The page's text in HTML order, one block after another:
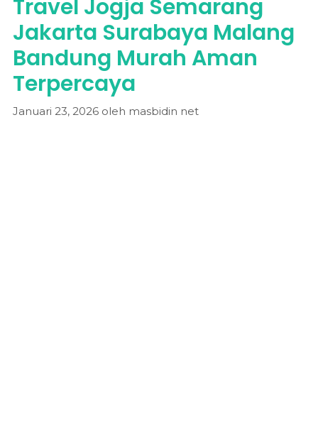
Travel Jogja Semarang
Jakarta Surabaya Malang
Bandung Murah Aman
Terpercaya
Januari 23, 2026 oleh masbidin net